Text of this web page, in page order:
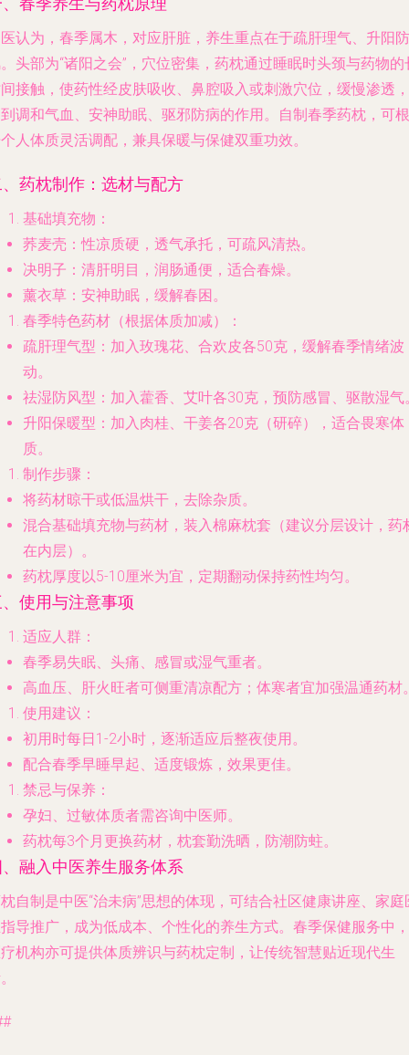
春季养生与药枕原理
认为，春季属木，对应肝脏，养生重点在于疏肝理气、升阳防
头部为“诸阳之会”，穴位密集，药枕通过睡眠时头颈与药物的
接触，使药性经皮肤吸收、鼻腔吸入或刺激穴位，缓慢渗透，
调和气血、安神助眠、驱邪防病的作用。自制春季药枕，可根
人体质灵活调配，兼具保暖与保健双重功效。
药枕制作：选材与配方
基础填充物 ：
荞麦壳：性凉质硬，透气承托，可疏风清热。
决明子：清肝明目，润肠通便，适合春燥。
薰衣草：安神助眠，缓解春困。
春季特色药材 （根据体质加减）：
疏肝理气型：加入玫瑰花、合欢皮各50克，缓解春季情绪波
动。
祛湿防风型：加入藿香、艾叶各30克，预防感冒、驱散湿气
升阳保暖型：加入肉桂、干姜各20克（研碎），适合畏寒体
质。
制作步骤 ：
将药材晾干或低温烘干，去除杂质。
混合基础填充物与药材，装入棉麻枕套（建议分层设计，药
在内层）。
药枕厚度以5-10厘米为宜，定期翻动保持药性均匀。
使用与注意事项
适应人群 ：
春季易失眠、头痛、感冒或湿气重者。
高血压、肝火旺者可侧重清凉配方；体寒者宜加强温通药材
使用建议 ：
初用时每日1-2小时，逐渐适应后整夜使用。
配合春季早睡早起、适度锻炼，效果更佳。
禁忌与保养 ：
孕妇、过敏体质者需咨询中医师。
药枕每3个月更换药材，枕套勤洗晒，防潮防蛀。
融入中医养生服务体系
自制是中医“治未病”思想的体现，可结合社区健康讲座、家庭
导推广，成为低成本、个性化的养生方式。春季保健服务中，
机构亦可提供体质辨识与药枕定制，让传统智慧贴近现代生